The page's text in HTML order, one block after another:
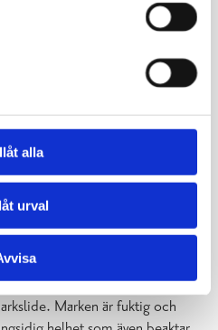
alla
urval
bäck som fungerar som
och längs kanterna finns ett
finns många
Marken är fuktig och